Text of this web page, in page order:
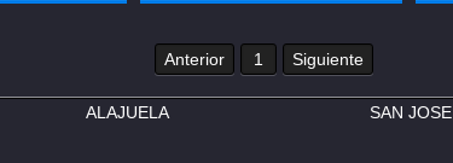
Anterior 1 Siguiente
ALAJUELA SAN JOSE